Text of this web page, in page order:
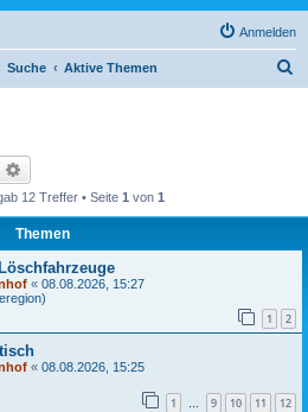
Anmelden
Suche Aktive Themen
Suche
12 Treffer • Seite 1 von 1
Themen
« 08.08.2026, 15:27
1 2
« 08.08.2026, 15:25
1 … 9 10 11 12